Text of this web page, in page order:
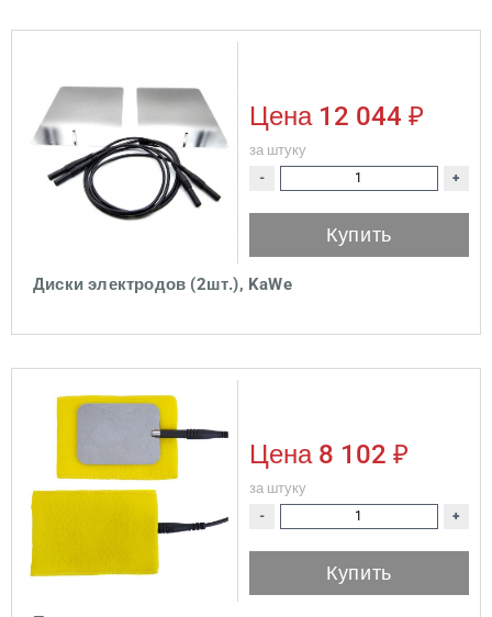
Диски электродов (2шт.), KaWe
Цена 12 044 ₽
за штуку
- +
Купить
Цена 8 102 ₽
за штуку
- +
Купить